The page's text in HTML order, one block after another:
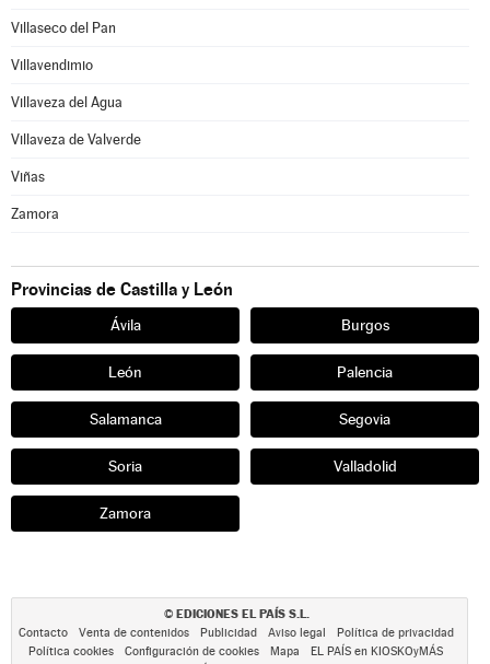
Villaseco del Pan
Villavendimio
Villaveza del Agua
Villaveza de Valverde
Viñas
Zamora
Provincias de Castilla y León
Ávila Burgos
León Palencia
Salamanca Segovia
Soria Valladolid
Zamora
© EDICIONES EL PAÍS S.L.
Contacto Venta de contenidos Publicidad Aviso legal
Política de privacidad
Política cookies
Configuración de cookies Mapa
EL PAÍS en KIOSKOyMÁS